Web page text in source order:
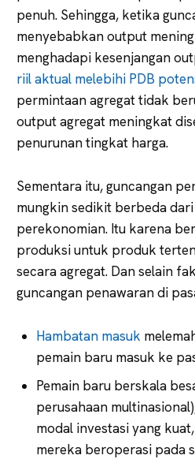
penuh. Sehingga, ketika
menyebabkan output
menghadapi kesenjangan
riil aktual melebihi PDB
permintaan agregat tidak
output agregat meningkat
penurunan tingkat harga.
Sementara itu, guncangan
mungkin sedikit berbeda
perekonomian. Itu karena
produksi untuk produk
secara agregat. Dan selain
guncangan penawaran di
Hambatan masuk
pemain baru masuk ke
Pemain baru berskala
perusahaan
modal investasi yang
mereka beroperasi pada